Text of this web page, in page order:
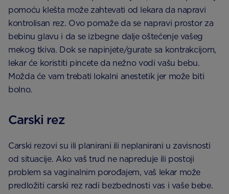
pomoću klešta može zahtevati od lekara da napravi
kontrolisan rez. Ovo pomaže da se napravi prostor za
bebinu glavu i da se izbegne dalje oštećenje vašeg
mekog tkiva. Dok se napinjete/gurate sa kontrakcijom,
lekar će koristiti pincete da nežno vodi vašu bebu.
Možda će vam trebati lokalni anestetik jer može biti
bolno.
Carski rez
Carski rezovi su ili planirani ili neplanirani u zavisnosti
od situacije. Ako vaš trud ne napreduje ili postoji
problem sa vaginalnim porođajem, vaš lekar može
predložiti carski rez radi bezbednosti vas i vaše bebe.